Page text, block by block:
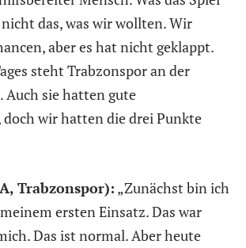
das, was wir wollten. Wir
aber es hat nicht geklappt.
steht Trabzonspor an der
Auch sie hatten gute
wir hatten die drei Punkte
Trabzonspor): „Zunächst bin ich
ersten Einsatz. Das war
Das ist normal. Aber heute